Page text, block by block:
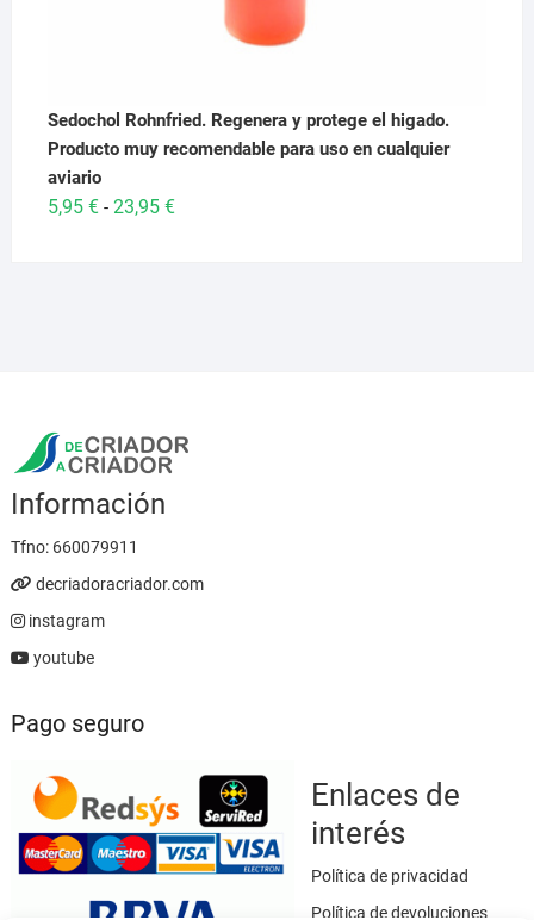
Sedochol Rohnfried. Regenera y protege el higado.
Producto muy recomendable para uso en cualquier
aviario
5,95 € - 23,95 €Rango
Información
Tfno: 660079911
decriadoracriador.com
instagram
youtube
Pago seguro
Enlaces de
interés
Política de privacidad
Política de devoluciones